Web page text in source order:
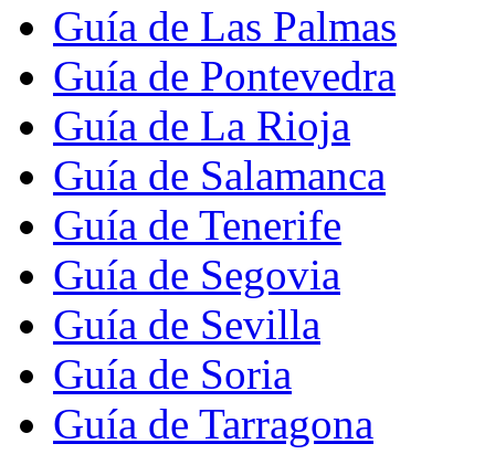
Guía de Las Palmas
Guía de Pontevedra
Guía de La Rioja
Guía de Salamanca
Guía de Tenerife
Guía de Segovia
Guía de Sevilla
Guía de Soria
Guía de Tarragona